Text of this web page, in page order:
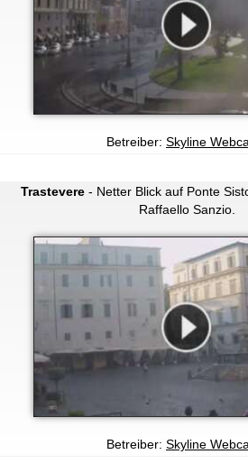
Betreiber: Skyline
Trastevere - Netter Blick auf Ponte
Raffaello Sanzio.
Betreiber: Skyline